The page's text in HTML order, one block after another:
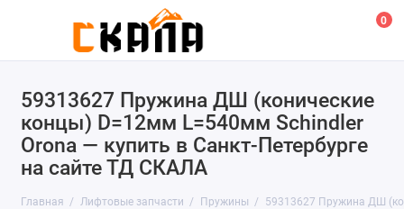
0
59313627 Пружина ДШ (конические
концы) D=12мм L=540мм Schindler
Orona — купить в Санкт-Петербурге
на сайте ТД СКАЛА
Главная Лифтовые запчасти Пружины 59313627 Пружина ДШ